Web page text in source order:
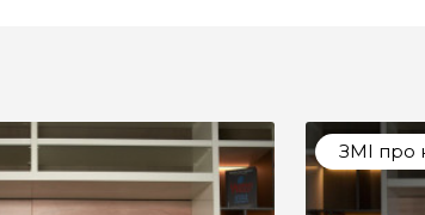
ЗМІ про